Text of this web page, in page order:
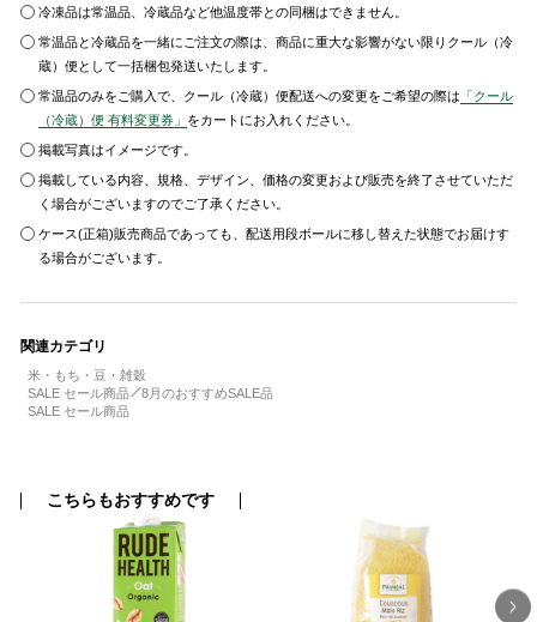
冷凍品は常温品、冷蔵品など他温度帯との同梱はできません。
常温品と冷蔵品を一緒にご注文の際は、商品に重大な影響がない限りクール（冷
蔵）便として一括梱包発送いたします。
常温品のみをご購入で、クール（冷蔵）便配送への変更をご希望の際は 「クール
（冷蔵）便 有料変更券」 をカートにお入れください。
掲載写真はイメージです。
掲載している内容、規格、デザイン、価格の変更および販売を終了させていただ
く場合がございますのでご了承ください。
ケース(正箱)販売商品であっても、配送用段ボールに移し替えた状態でお届けす
る場合がございます。
関連カテゴリ
米・もち・豆・雑穀
SALE セール商品
8月のおすすめSALE品
SALE セール商品
こちらもおすすめです